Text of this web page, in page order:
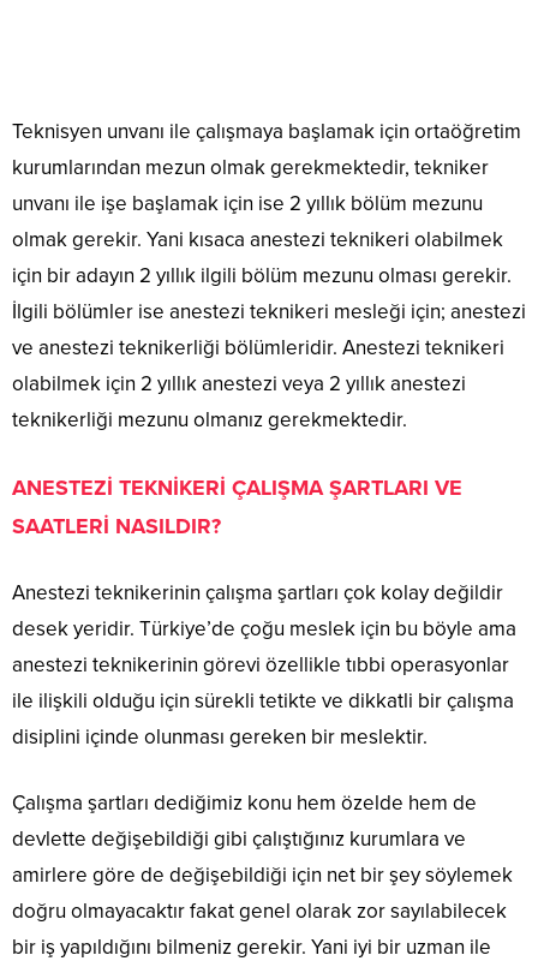
Teknisyen unvanı ile çalışmaya başlamak için ortaöğretim
kurumlarından mezun olmak gerekmektedir, tekniker
unvanı ile işe başlamak için ise 2 yıllık bölüm mezunu
olmak gerekir. Yani kısaca anestezi teknikeri olabilmek
için bir adayın 2 yıllık ilgili bölüm mezunu olması gerekir.
İlgili bölümler ise anestezi teknikeri mesleği için; anestezi
ve anestezi teknikerliği bölümleridir. Anestezi teknikeri
olabilmek için 2 yıllık anestezi veya 2 yıllık anestezi
teknikerliği mezunu olmanız gerekmektedir.
ANESTEZİ TEKNİKERİ ÇALIŞMA ŞARTLARI VE
SAATLERİ NASILDIR?
Anestezi teknikerinin çalışma şartları çok kolay değildir
desek yeridir. Türkiye’de çoğu meslek için bu böyle ama
anestezi teknikerinin görevi özellikle tıbbi operasyonlar
ile ilişkili olduğu için sürekli tetikte ve dikkatli bir çalışma
disiplini içinde olunması gereken bir meslektir.
Çalışma şartları dediğimiz konu hem özelde hem de
devlette değişebildiği gibi çalıştığınız kurumlara ve
amirlere göre de değişebildiği için net bir şey söylemek
doğru olmayacaktır fakat genel olarak zor sayılabilecek
bir iş yapıldığını bilmeniz gerekir. Yani iyi bir uzman ile